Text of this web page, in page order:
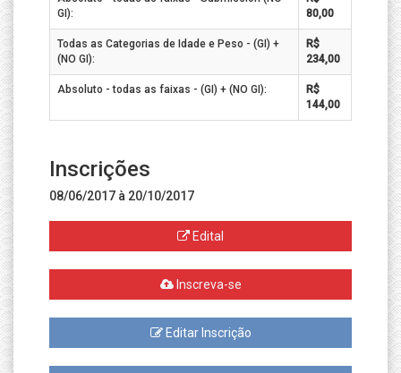
GI):
80,00
Todas as Categorias de Idade e Peso - (GI) +
(NO GI):
R$
234,00
Absoluto - todas as faixas - (GI) + (NO GI):
R$
144,00
Inscrições
08/06/2017 à 20/10/2017
Edital
Inscreva-se
Editar Inscrição